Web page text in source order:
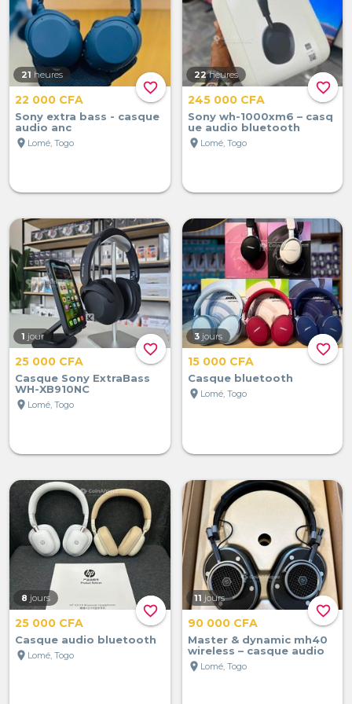
favorite_border
21 heures
22 000 CFA
Sony extra bass - casque
audio anc
location_on Lomé, Togo
favorite_border
22 heures
245 000 CFA
Sony wh-1000xm6 – casq
ue audio bluetooth
location_on Lomé, Togo
favorite_border
1 jour
25 000 CFA
Casque Sony ExtraBass
WH-XB910NC
location_on Lomé, Togo
favorite_border
3 jours
15 000 CFA
Casque bluetooth
location_on Lomé, Togo
favorite_border
8 jours
25 000 CFA
Casque audio bluetooth
location_on Lomé, Togo
favorite_border
11 jours
90 000 CFA
Master & dynamic mh40
wireless – casque audio
location_on Lomé, Togo